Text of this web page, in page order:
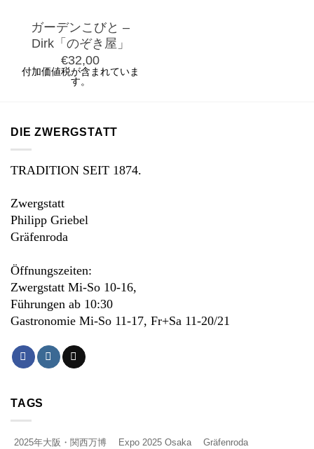
ガーデンこびと –
Dirk「のぞき屋」
€32,00
付加価値税が含まれていま
す。
DIE ZWERGSTATT
TRADITION SEIT 1874.
Zwergstatt
Philipp Griebel
Gräfenroda
Öffnungszeiten:
Zwergstatt Mi-So 10-16,
Führungen ab 10:30
Gastronomie Mi-So 11-17, Fr+Sa 11-20/21
TAGS
2025年大阪・関西万博 Expo 2025 Osaka Gräfenroda